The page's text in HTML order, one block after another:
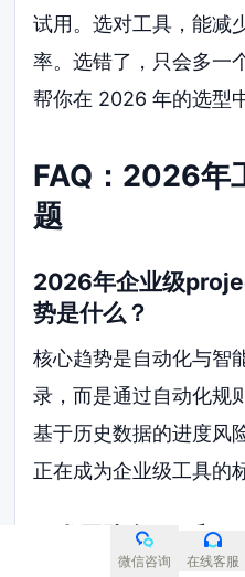
试用。选对工具，能减
率。选错了，只会多一
帮你在 2026 年的选型
FAQ：2026年
题
2026年企业级
势是什么？
核心趋势是自动化与智
录，而是通过自动化规
基于历史数据的进度风
正在成为企业级工具的
研发团队在Jira和
微信咨询 在线客服